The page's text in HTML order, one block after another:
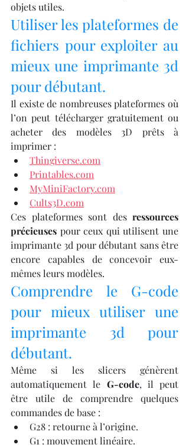
objets utiles.
Utiliser les plateformes de
fichiers pour exploiter au
mieux une imprimante 3d
pour débutant.
Il existe de nombreuses plateformes où
l’on peut télécharger gratuitement ou
acheter des modèles 3D prêts à
imprimer :
Thingiverse.com
Printables.com
MyMiniFactory.com
Cults3D.com
Ces plateformes sont des ressources
précieuses pour ceux qui utilisent une
imprimante 3d pour débutant sans être
encore capables de concevoir eux-
mêmes leurs modèles.
Comprendre le G-code
pour mieux utiliser une
imprimante 3d pour
débutant.
Même si les slicers génèrent
automatiquement le G-code, il peut
être utile de comprendre quelques
commandes de base :
G28 : retourne à l’origine.
G1 : mouvement linéaire.